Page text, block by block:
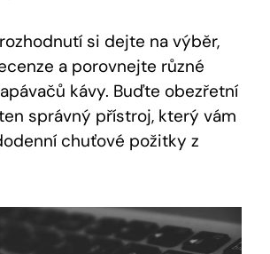
si dejte na výběr,
a‍ porovnejte různé​
kávy. Buďte obezřetní
správný přístroj, který ⁢vám
​chuťové požitky z